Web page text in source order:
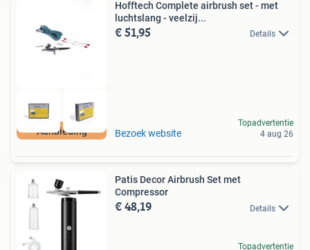
Aanbieding
Hofftech Complete airbrush set - met
luchtslang - veelzij...
€ 51,95 Details
Bezoek website
Topadvertentie
4 aug 26
Patis Decor Airbrush Set met
Compressor
€ 48,19 Details
Topadvertentie